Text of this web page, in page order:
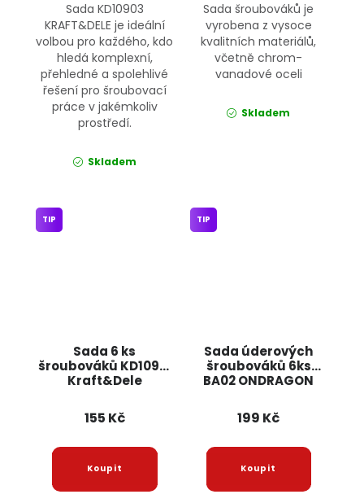
Sada KD10903
KRAFT&DELE je ideální
volbou pro každého, kdo
hledá komplexní,
přehledné a spolehlivé
řešení pro šroubovací
práce v jakémkoliv
prostředí.
Skladem
Sada šroubováků je
vyrobena z vysoce
kvalitních materiálů,
včetně chrom-
vanadové oceli
Skladem
Sada 6 ks
šroubováků KD10912
Kraft&Dele
TIP
155 Kč
Sada úderových
šroubováků 6ks
BA02 ONDRAGON
TIP
199 Kč